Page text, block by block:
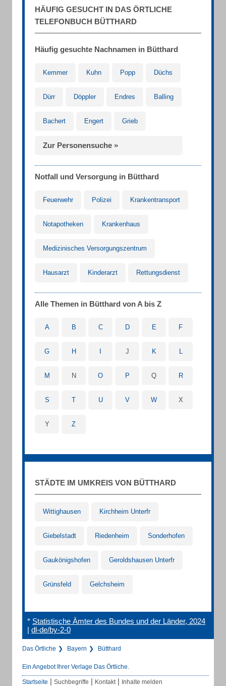
HÄUFIG GESUCHT IN DAS ÖRTLICHE
TELEFONBUCH BÜTTHARD
Häufig gesuchte Nachnamen in Bütthard
Kemmer Kuhn Popp Düchs
Dürr Döppler Endres Balling
Bachert Engert Grieb
Zur Personensuche »
Notfall und Versorgung in Bütthard
Feuerwehr Polizei Krankentransport
Notapotheken Krankenhaus
Medizinisches Versorgungszentrum
Hausarzt Kinderarzt Rettungsdienst
Alle Themen in Bütthard von A bis Z
A B C D E F
G H J K L
M N O P Q R
S T U V W X
Y Z
STÄDTE IM UMKREIS VON BÜTTHARD
Wittighausen Kirchheim Unterfr
Giebelstadt Riedenheim Sonderhofen
Gaukönigshofen Geroldshausen Unterfr
Grünsfeld Gelchsheim
* Statistische Ämter des Bundes und der Länder, 2024
| dl-de/by-2-0
Das Örtliche Bayern Bütthard
Ein Angebot Ihrer Verlage Das Örtliche.
Startseite | Suchbegriffe | Kontakt | Inhalte melden